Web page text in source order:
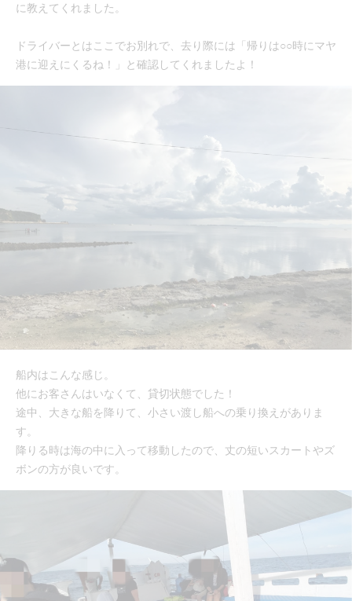
に教えてくれました。
ドライバーとはここでお別れで、去り際には「帰りは○○時にマヤ
港に迎えにくるね！」と確認してくれましたよ！
船内はこんな感じ。
他にお客さんはいなくて、貸切状態でした！
途中、大きな船を降りて、小さい渡し船への乗り換えがありま
す。
降りる時は海の中に入って移動したので、丈の短いスカートやズ
ボンの方が良いです。